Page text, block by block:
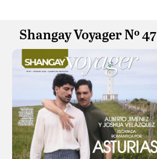
Shangay Voyager Nº 47